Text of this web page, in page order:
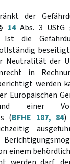
der
14Abs. 3 UStG
Ist die
Neutralität der
in
werden
Europäischen
einer
(BFHE 187, 84)
einem